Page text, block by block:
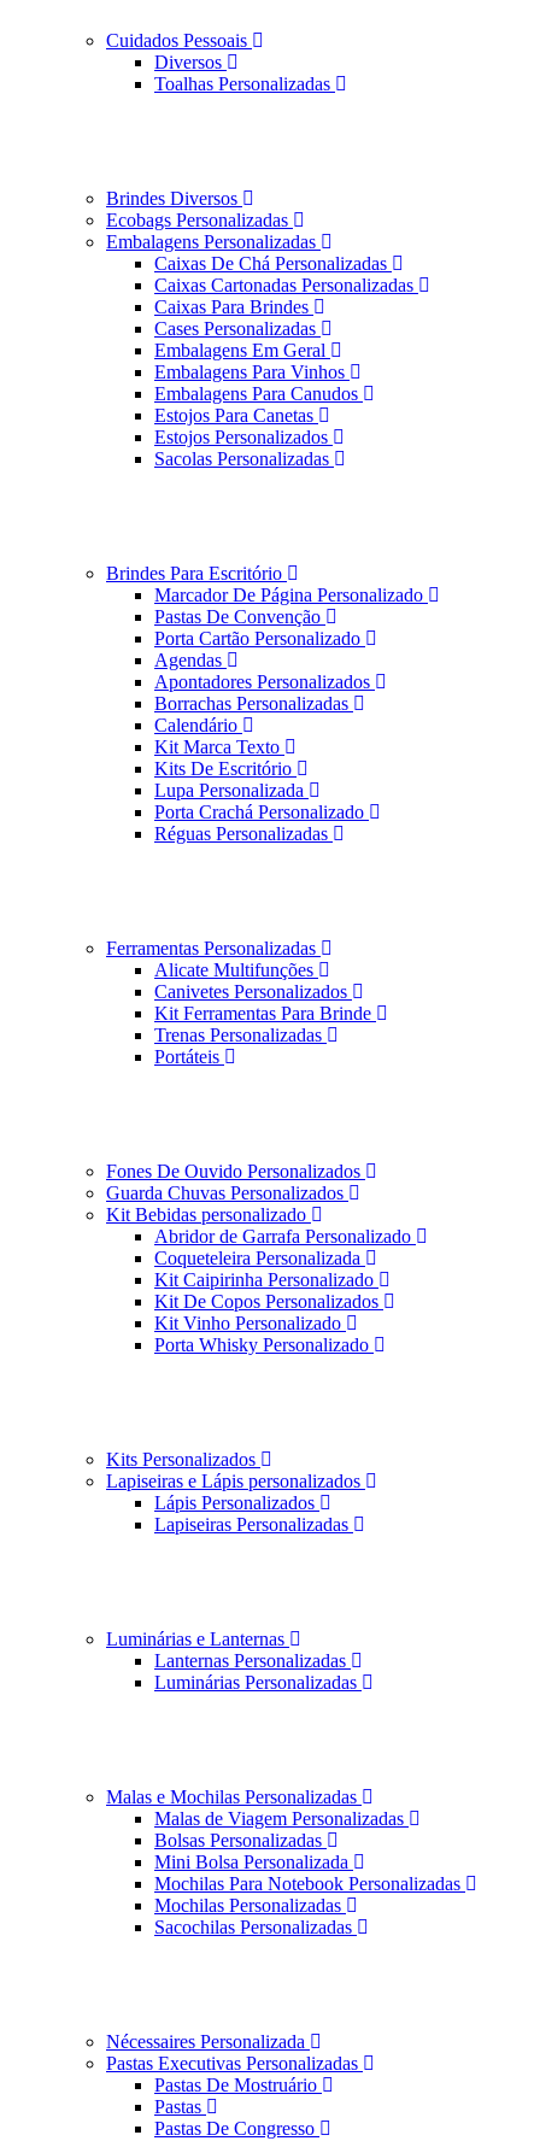
Cuidados Pessoais
Diversos
Toalhas Personalizadas
Brindes Diversos
Ecobags Personalizadas
Embalagens Personalizadas
Caixas De Chá Personalizadas
Caixas Cartonadas Personalizadas
Caixas Para Brindes
Cases Personalizadas
Embalagens Em Geral
Embalagens Para Vinhos
Embalagens Para Canudos
Estojos Para Canetas
Estojos Personalizados
Sacolas Personalizadas
Brindes Para Escritório
Marcador De Página Personalizado
Pastas De Convenção
Porta Cartão Personalizado
Agendas
Apontadores Personalizados
Borrachas Personalizadas
Calendário
Kit Marca Texto
Kits De Escritório
Lupa Personalizada
Porta Crachá Personalizado
Réguas Personalizadas
Ferramentas Personalizadas
Alicate Multifunções
Canivetes Personalizados
Kit Ferramentas Para Brinde
Trenas Personalizadas
Portáteis
Fones De Ouvido Personalizados
Guarda Chuvas Personalizados
Kit Bebidas personalizado
Abridor de Garrafa Personalizado
Coqueteleira Personalizada
Kit Caipirinha Personalizado
Kit De Copos Personalizados
Kit Vinho Personalizado
Porta Whisky Personalizado
Kits Personalizados
Lapiseiras e Lápis personalizados
Lápis Personalizados
Lapiseiras Personalizadas
Luminárias e Lanternas
Lanternas Personalizadas
Luminárias Personalizadas
Malas e Mochilas Personalizadas
Malas de Viagem Personalizadas
Bolsas Personalizadas
Mini Bolsa Personalizada
Mochilas Para Notebook Personalizadas
Mochilas Personalizadas
Sacochilas Personalizadas
Nécessaires Personalizada
Pastas Executivas Personalizadas
Pastas De Mostruário
Pastas
Pastas De Congresso